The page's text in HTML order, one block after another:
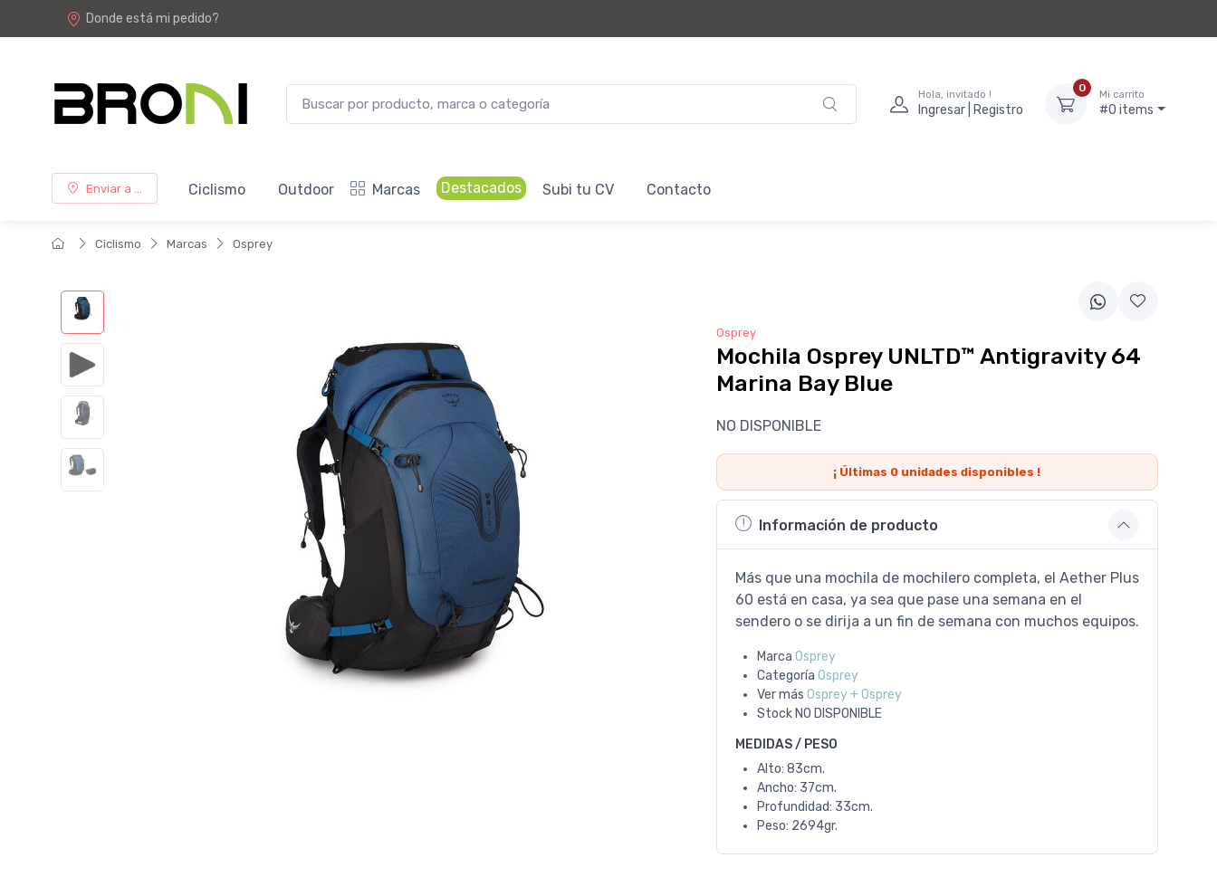
Donde está mi pedido?
Hola, invitado !
Ingresar | Registro
0
Mi carrito
#0 items
Enviar a ... Ciclismo Outdoor Marcas Destacados Subi tu CV Contacto
Ciclismo Marcas Osprey
Osprey
Mochila Osprey UNLTD™ Antigravity 64
Marina Bay Blue
NO DISPONIBLE
¡ Últimas 0 unidades disponibles !
Información de producto
Más que una mochila de mochilero completa, el Aether Plus
60 está en casa, ya sea que pase una semana en el
sendero o se dirija a un fin de semana con muchos equipos.
Marca Osprey
Categoría Osprey
Ver más Osprey + Osprey
Stock NO DISPONIBLE
MEDIDAS / PESO
Alto: 83cm.
Ancho: 37cm.
Profundidad: 33cm.
Peso: 2694gr.